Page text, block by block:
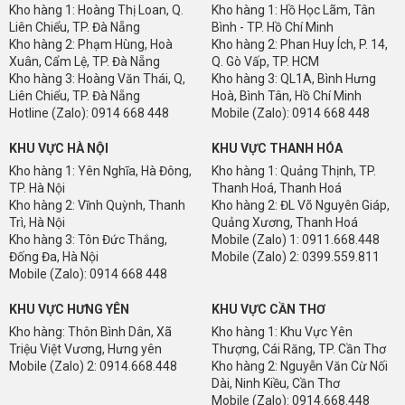
KHU VỰC THANH HOÁ
Thanh Hoá: Kho hàng tại phường Quảng Thịnh - TP. Thanh Hoá
-Thanh Hoá
Mobile (Zalo): 0911.668.448
Kho hàng 1: Hoàng Thị Loan, Q.
Liên Chiểu, TP. Đà Nẵng
Kho hàng 2: Phạm Hùng, Hoà
Xuân, Cẩm Lệ, TP. Đà Nẵng
Kho hàng 3: Hoàng Văn Thái, Q,
Liên Chiểu, TP. Đà Nẵng
Hotline (Zalo): 0914 668 448
Kho hàng 1: Hồ Học Lãm, Tân
Bình - TP. Hồ Chí Minh
Kho hàng 2: Phan Huy Ích, P. 14,
Q. Gò Vấp, TP. HCM
Kho hàng 3: QL1A, Bình Hưng
Hoà, Bình Tân, Hồ Chí Minh
Mobile (Zalo): 0914 668 448
KHU VỰC HÀ NỘI
Kho hàng 1: Yên Nghĩa, Hà Đông,
TP. Hà Nội
Kho hàng 2: Vĩnh Quỳnh, Thanh
Trì, Hà Nội
Kho hàng 3: Tôn Đức Thắng,
Đống Đa, Hà Nội
Mobile (Zalo): 0914 668 448
KHU VỰC THANH HÓA
Kho hàng 1: Quảng Thịnh, TP.
Thanh Hoá, Thanh Hoá
Kho hàng 2: ĐL Võ Nguyên Giáp,
Quảng Xương, Thanh Hoá
Mobile (Zalo) 1: 0911.668.448
Mobile (Zalo) 2: 0399.559.811
KHU VỰC HƯNG YÊN
Kho hàng: Thôn Bình Dân, Xã
Triệu Việt Vương, Hưng yên
Mobile (Zalo) 2: 0914.668.448
KHU VỰC CẦN THƠ
Kho hàng 1: Khu Vực Yên
Thượng, Cái Răng, TP. Cần Thơ
Kho hàng 2: Nguyễn Văn Cừ Nối
Dài, Ninh Kiều, Cần Thơ
Mobile (Zalo): 0914.668.448